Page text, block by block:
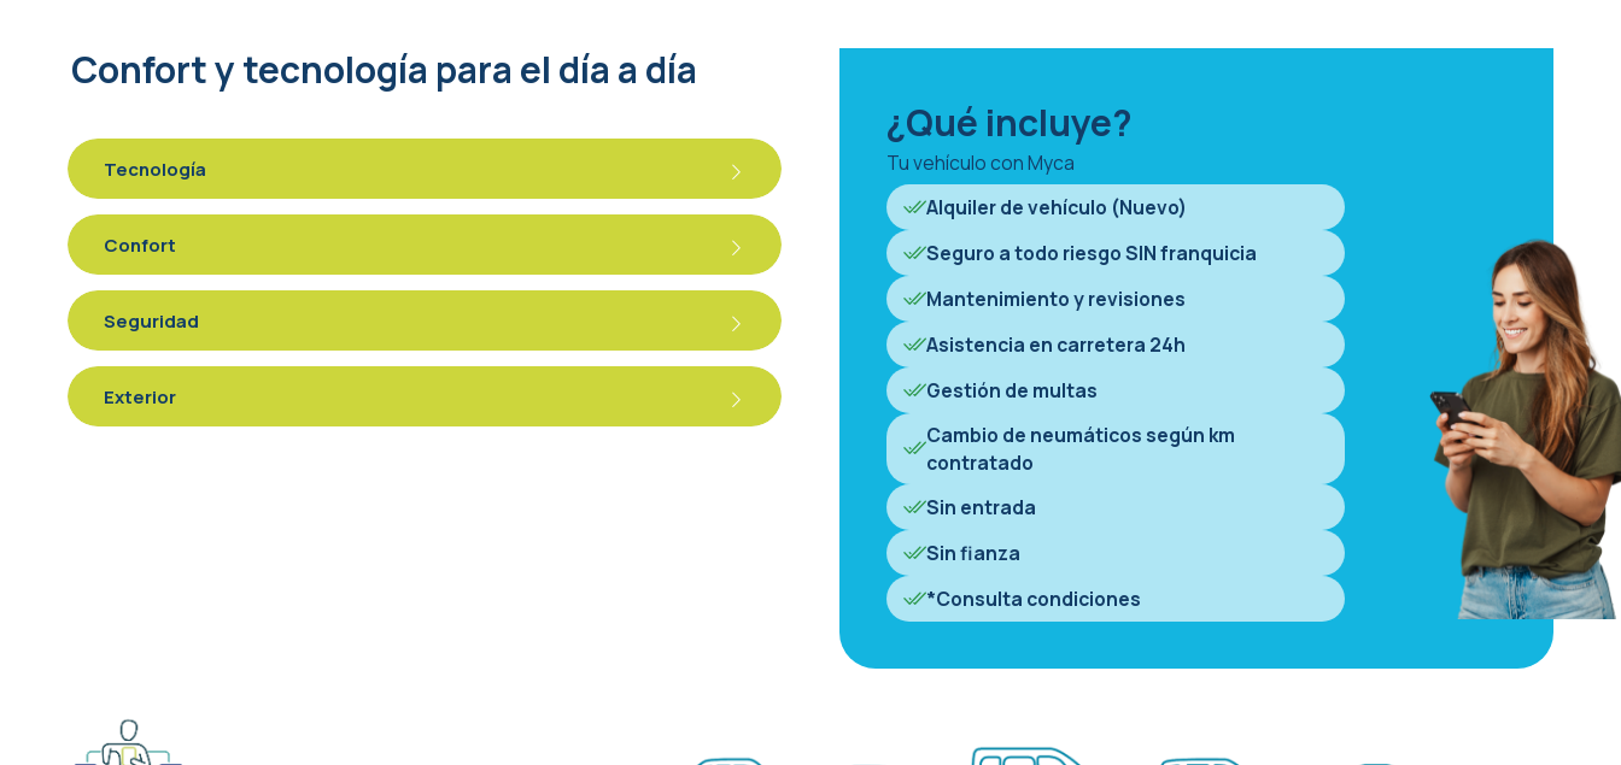
Confort y tecnología para el día a día
Tecnología
Confort
Seguridad
Exterior
¿Qué incluye?
Tu vehículo con Myca
Alquiler de vehículo (Nuevo)
Seguro a todo riesgo SIN franquicia
Mantenimiento y revisiones
Asistencia en carretera 24h
Gestión de multas
Cambio de neumáticos según km
contratado
Sin entrada
Sin fianza
*Consulta condiciones